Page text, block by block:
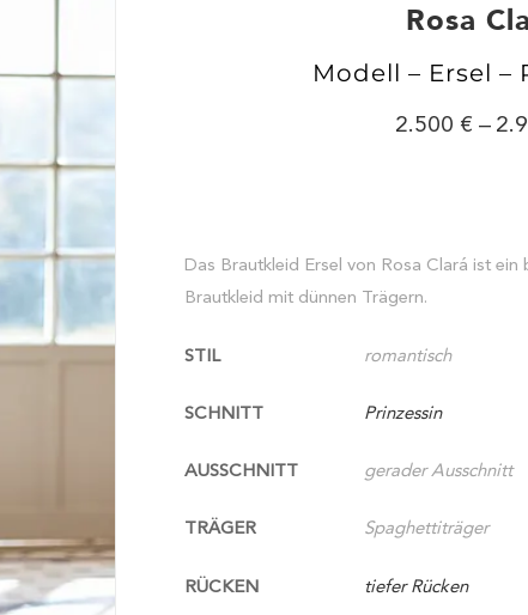
Rosa
Modell – Ersel –
2.500 –
Das Brautkleid Ersel von Rosa Clará ist ein
Brautkleid mit dünnen Trägern.
STIL romantisch
SCHNITT Prinzessin
AUSSCHNITT gerader Ausschnitt
TRÄGER Spaghettiträger
RÜCKEN tiefer Rücken